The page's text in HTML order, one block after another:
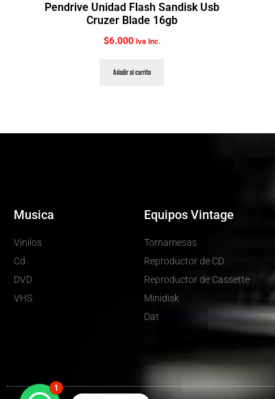
Pendrive Unidad Flash Sandisk Usb
Cruzer Blade 16gb
$6.000 Iva Inc.
Añadir al carrito
Musica
Vinilos
Cd
DVD
VHS
Equipos Vintage
Tornamesas
Reproductor de CD
Reproductor de Cassette
Minidisk
Dat
1